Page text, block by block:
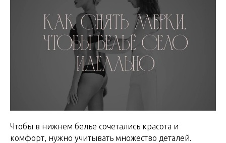
Чтобы в нижнем белье сочетались красота и
комфорт, нужно учитывать множество деталей.